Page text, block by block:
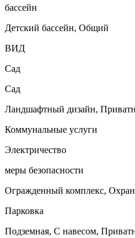
бассейн
Детский бассейн, Общий
ВИД
Сад
Сад
Ландшафтный дизайн,
Коммунальные услуги
Электричество
меры безопасности
Огражденный комплекс,
Парковка
Подземная, С навесом,